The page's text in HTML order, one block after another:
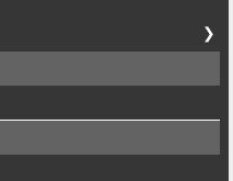
❯